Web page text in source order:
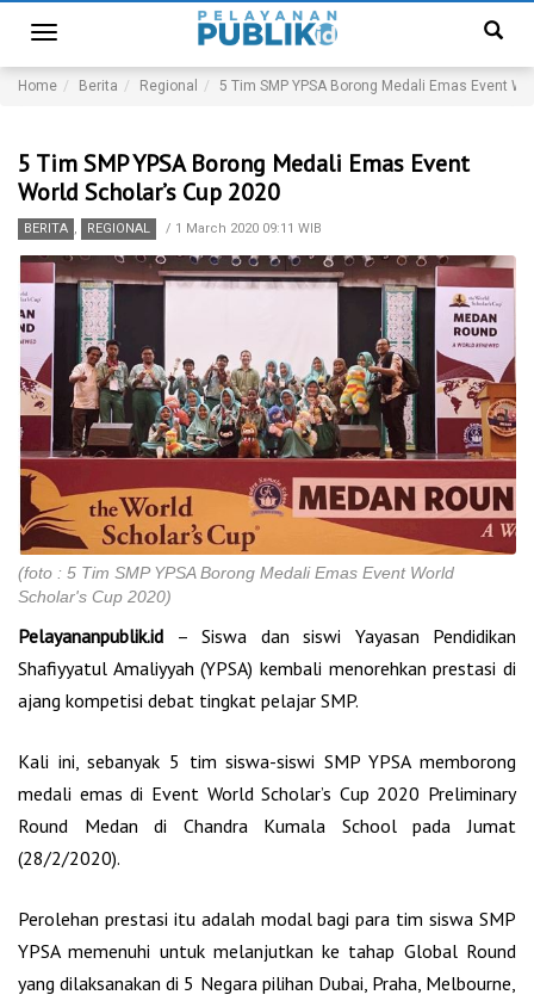
Toggle
navigation
Home Berita Regional 5 Tim SMP YPSA Borong Medali Emas Event
5 Tim SMP YPSA Borong Medali Emas Event
World Scholar’s Cup 2020
BERITA , REGIONAL / 1 March 2020 09:11 WIB
(foto : 5 Tim SMP YPSA Borong Medali Emas Event World
Scholar's Cup 2020)
Pelayananpublik.id – Siswa dan siswi Yayasan Pendidikan
Shafiyyatul Amaliyyah (YPSA) kembali menorehkan prestasi di
ajang kompetisi debat tingkat pelajar SMP.
Kali ini, sebanyak 5 tim siswa-siswi SMP YPSA memborong
medali emas di Event World Scholar’s Cup 2020 Preliminary
Round Medan di Chandra Kumala School pada Jumat
(28/2/2020).
Perolehan prestasi itu adalah modal bagi para tim siswa SMP
YPSA memenuhi untuk melanjutkan ke tahap Global Round
yang dilaksanakan di 5 Negara pilihan Dubai, Praha, Melbourne,